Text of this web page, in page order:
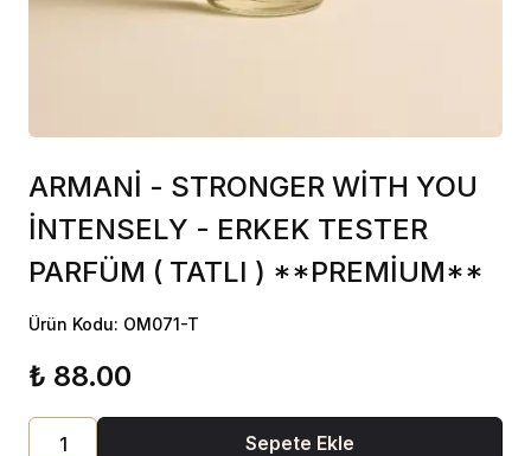
ARMANİ - STRONGER WİTH YOU
İNTENSELY - ERKEK TESTER
PARFÜM ( TATLI ) **PREMİUM**
Ürün Kodu: OM071-T
₺ 88.00
Sepete Ekle